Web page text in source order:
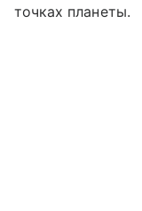
точках планеты.